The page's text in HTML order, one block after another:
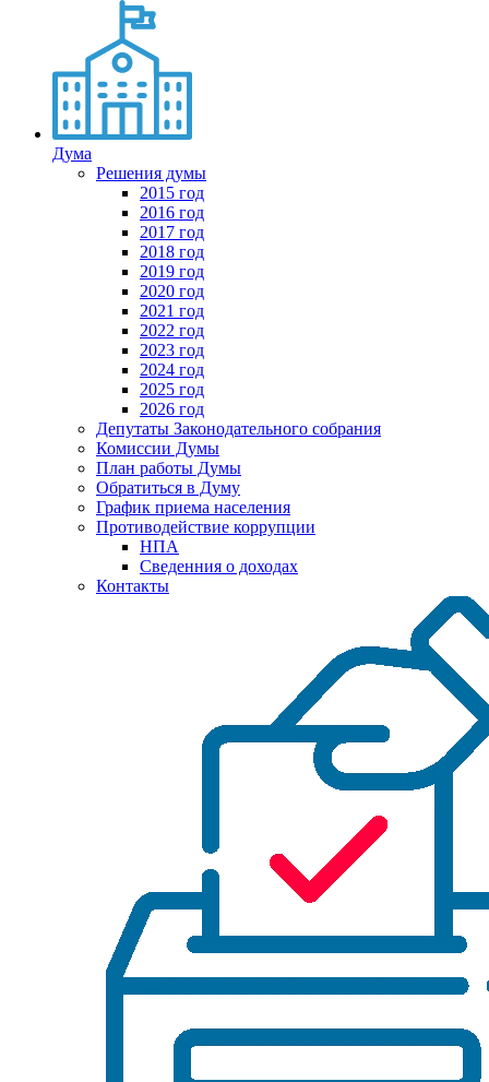
Дума
Решения думы
2015 год
2016 год
2017 год
2018 год
2019 год
2020 год
2021 год
2022 год
2023 год
2024 год
2025 год
2026 год
Депутаты Законодательного собрания
Комиссии Думы
План работы Думы
Обратиться в Думу
График приема населения
Противодействие коррупции
НПА
Сведенния о доходах
Контакты